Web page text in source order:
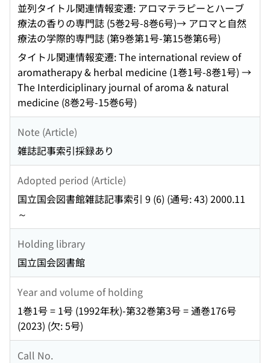
並列タイトル関連情報変遷: アロマテラピーとハーブ
療法の香りの専門誌 (5巻2号-8巻6号)→ アロマと自然
療法の学際的専門誌 (第9巻第1号-第15巻第6号)
タイトル関連情報変遷: The international review of
aromatherapy & herbal medicine (1巻1号-8巻1号) →
The Interdiciplinary journal of aroma & natural
medicine (8巻2号-15巻6号)
Note (Article)
雑誌記事索引採録あり
Adopted period (Article)
国立国会図書館雑誌記事索引 9 (6) (通号: 43) 2000.11
～
Holding library
国立国会図書館
Year and volume of holding
1巻1号 = 1号 (1992年秋)-第32巻第3号 = 通巻176号
(2023) (欠: 5号)
Call No.